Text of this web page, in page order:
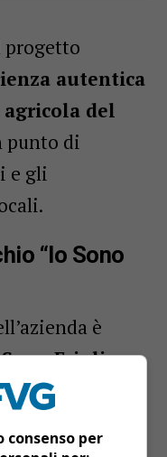
progetto
autentica
del
punto di
e gli
“Io Sono
è
Friuli
di
consenso per